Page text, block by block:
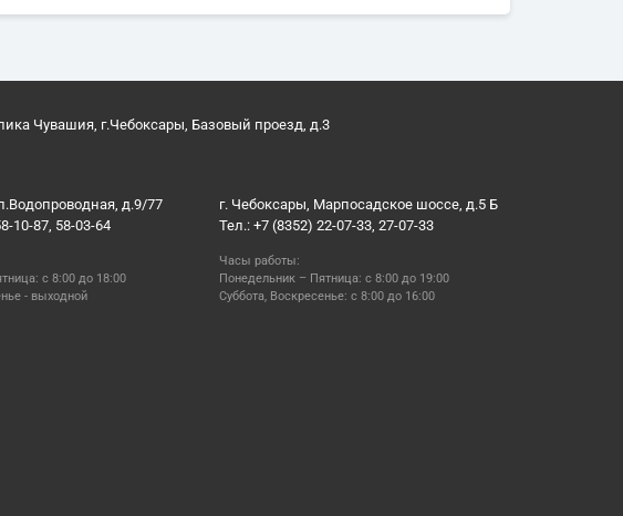
Чувашия, г.Чебоксары, Базовый проезд, д.3
д.9/77
10-87, 58-03-64
с 8:00 до 18:00
- выходной
г. Чебоксары, Марпосадское шоссе, д.5 Б
Тел.: +7 (8352) 22-07-33, 27-07-33
Часы работы:
Понедельник – Пятница: с 8:00 до 19:00
Суббота, Воскресенье: с 8:00 до 16:00